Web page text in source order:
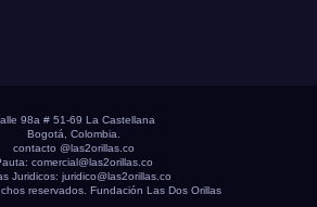
98a # 51-69 La Castellana
Bogotá, Colombia.
contacto @las2orillas.co
comercial@las2orillas.co
Juridicos: juridico@las2orillas.co
reservados. Fundación Las Dos Orillas